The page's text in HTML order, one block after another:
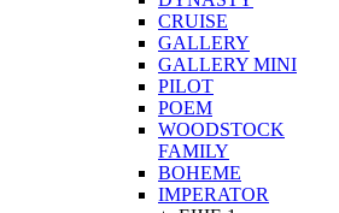
CRUISE
GALLERY
GALLERY MINI
PILOT
POEM
WOODSTOCK
FAMILY
BOHEME
IMPERATOR